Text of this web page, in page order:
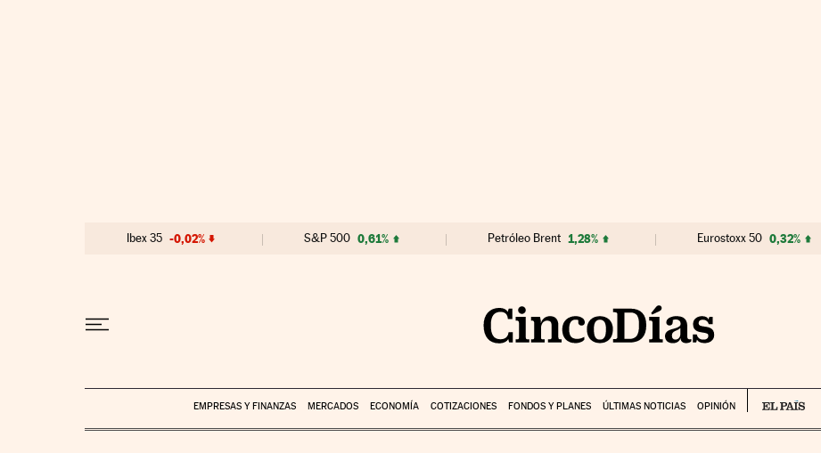
Ibex 35 -0,02% S&P 500 0,61% Petróleo Brent 1,28% Eurostoxx 50 0,32%
EMPRESAS Y FINANZAS MERCADOS ECONOMÍA COTIZACIONES FONDOS Y PLANES ÚLTIMAS NOTICIAS OPINIÓN